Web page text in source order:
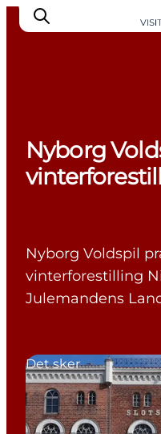
Oplev Nyborg
Outdoor
Det sker i
Book & køb
Nyborg
Nyborg Voldspil
vinterforestilling
Julemandens
Det sker